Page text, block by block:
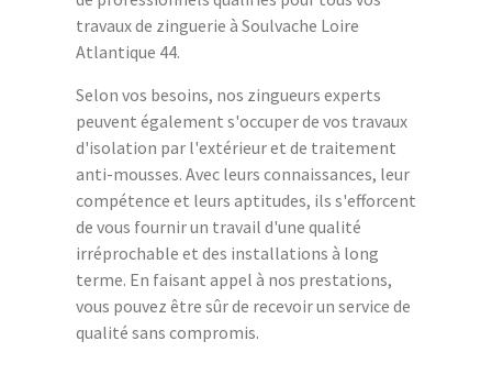
travaux de zinguerie à Soulvache Loire
Atlantique 44.
Selon vos besoins, nos zingueurs experts
peuvent également s'occuper de vos travaux
d'isolation par l'extérieur et de traitement
anti-mousses. Avec leurs connaissances, leur
compétence et leurs aptitudes, ils s'efforcent
de vous fournir un travail d'une qualité
irréprochable et des installations à long
terme. En faisant appel à nos prestations,
vous pouvez être sûr de recevoir un service de
qualité sans compromis.